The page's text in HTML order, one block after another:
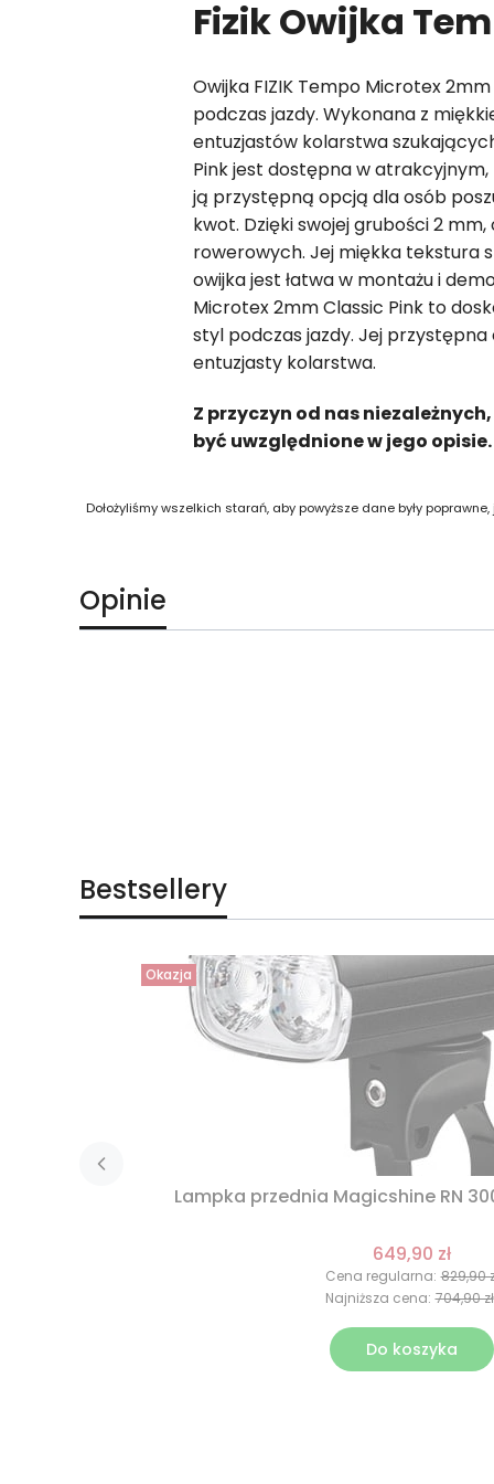
Fizik Owijka
Owijka FIZIK Tempo Microtex
podczas jazdy. Wykonana z
entuzjastów kolarstwa
Pink jest dostępna w
ją przystępną opcją dla osób
kwot. Dzięki swojej grubości 2
rowerowych. Jej miękka tekstura
owijka jest łatwa w montażu i
Microtex 2mm Classic Pink to
styl podczas jazdy. Jej
entuzjasty kolarstwa.
Z przyczyn od nas
być uwzględnione w jego opisie.
Dołożyliśmy wszelkich starań, aby powyższe dane były
Opinie
Bestsellery
Okazja
Lampka przednia Magicshine RN
649,90 zł
Cena regularna: 829,90
Najniższa cena: 704,90 zł
Do koszyka